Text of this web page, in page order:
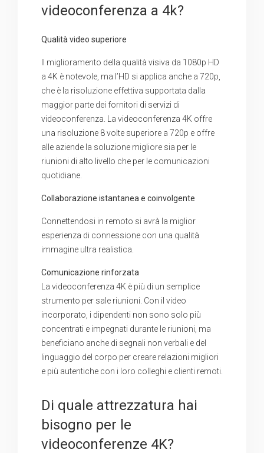
videoconferenza a 4k?
Qualità video superiore
Il miglioramento della qualità visiva da 1080p HD
a 4K è notevole, ma l’HD si applica anche a 720p,
che è la risoluzione effettiva supportata dalla
maggior parte dei fornitori di servizi di
videoconferenza. La videoconferenza 4K offre
una risoluzione 8 volte superiore a 720p e offre
alle aziende la soluzione migliore sia per le
riunioni di alto livello che per le comunicazioni
quotidiane.
Collaborazione istantanea e coinvolgente
Connettendosi in remoto si avrà la miglior
esperienza di connessione con una qualità
immagine ultra realistica.
Comunicazione rinforzata
La videoconferenza 4K è più di un semplice
strumento per sale riunioni. Con il video
incorporato, i dipendenti non sono solo più
concentrati e impegnati durante le riunioni, ma
beneficiano anche di segnali non verbali e del
linguaggio del corpo per creare relazioni migliori
e più autentiche con i loro colleghi e clienti remoti.
Di quale attrezzatura hai
bisogno per le
videoconferenze 4K?